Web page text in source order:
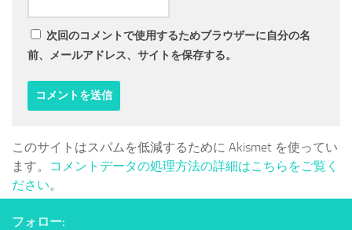
次回のコメントで使用するためブラウザーに自分の名
前、メールアドレス、サイトを保存する。
このサイトはスパムを低減するために Akismet を使ってい
ます。
コメントデータの処理方法の詳細はこちらをご覧く
ださい。
フォロー: